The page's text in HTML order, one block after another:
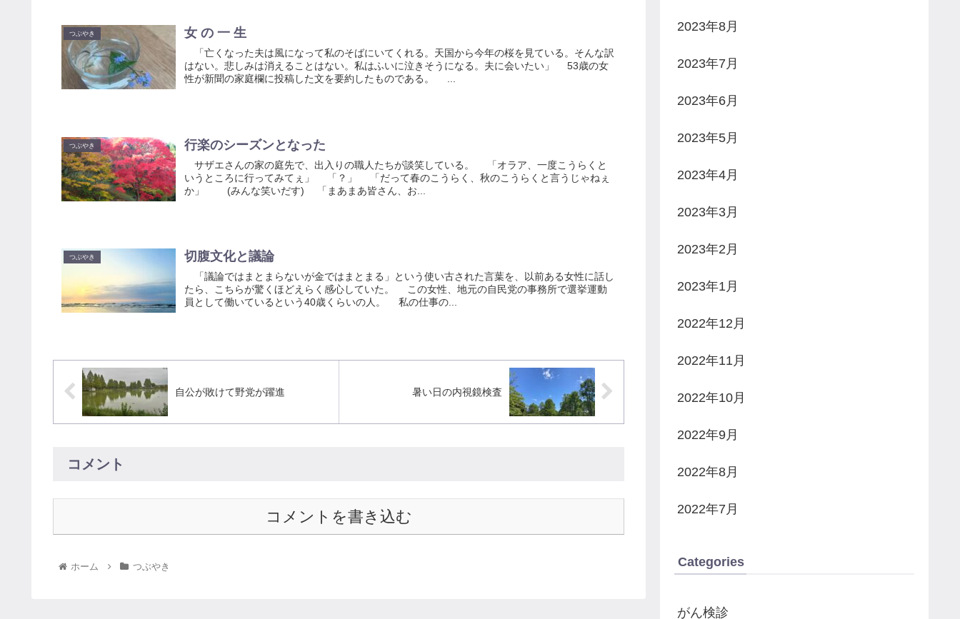
つぶやき 女 の 一 生
「亡くなった夫は風になって私のそばにいてくれる。天国から今年の桜を見ている。そんな訳
はない。悲しみは消えることはない。私はふいに泣きそうになる。夫に会いたい」 53歳の女
性が新聞の家庭欄に投稿した文を要約したものである。 ...
つぶやき 行楽のシーズンとなった
サザエさんの家の庭先で、出入りの職人たちが談笑している。 「オラア、一度こうらくと
いうところに行ってみてぇ」 「？」 「だって春のこうらく、秋のこうらくと言うじゃねぇ
か」 (みんな笑いだす) 「まあまあ皆さん、お...
つぶやき 切腹文化と議論
「議論ではまとまらないが金ではまとまる」という使い古された言葉を、以前ある女性に話し
たら、こちらが驚くほどえらく感心していた。 この女性、地元の自民党の事務所で選挙運動
員として働いているという40歳くらいの人。 私の仕事の...
自公が敗けて野党が躍進 暑い日の内視鏡検査
コメント
コメントを書き込む
ホーム つぶやき
2023年8月
2023年7月
2023年6月
2023年5月
2023年4月
2023年3月
2023年2月
2023年1月
2022年12月
2022年11月
2022年10月
2022年9月
2022年8月
2022年7月
Categories
がん検診